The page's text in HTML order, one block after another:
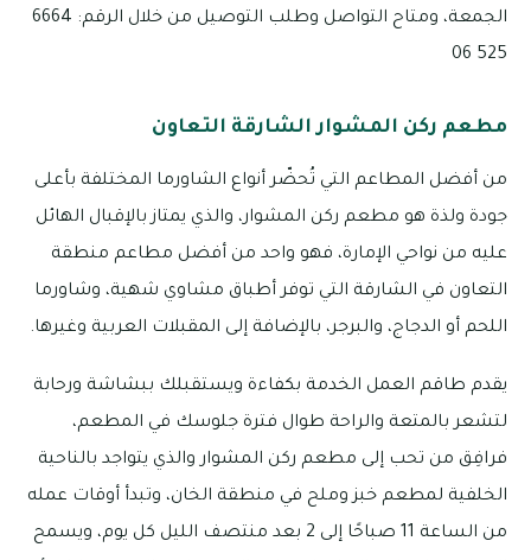
الجمعة، ومتاح التواصل وطلب التوصيل من خلال الرقم: 6664
525 06
مطعم ركن المشوار الشارقة التعاون
من أفضل المطاعم التي تُحضّر أنواع الشاورما المختلفة بأعلى
جودة ولذة هو مطعم ركن المشوار، والذي يمتاز بالإقبال الهائل
عليه من نواحي الإمارة، فهو واحد من أفضل مطاعم منطقة
التعاون في الشارقة التي توفر أطباق مشاوي شهية، وشاورما
اللحم أو الدجاج، والبرجر، بالإضافة إلى المقبلات العربية وغيرها.
يقدم طاقم العمل الخدمة بكفاءة ويستقبلك ببشاشة ورحابة
لتشعر بالمتعة والراحة طوال فترة جلوسك في المطعم،
فرافِق من تحب إلى مطعم ركن المشوار والذي يتواجد بالناحية
الخلفية لمطعم خبز وملح في منطقة الخان، وتبدأ أوقات عمله
من الساعة 11 صباحًا إلى 2 بعد منتصف الليل كل يوم، ويسمح